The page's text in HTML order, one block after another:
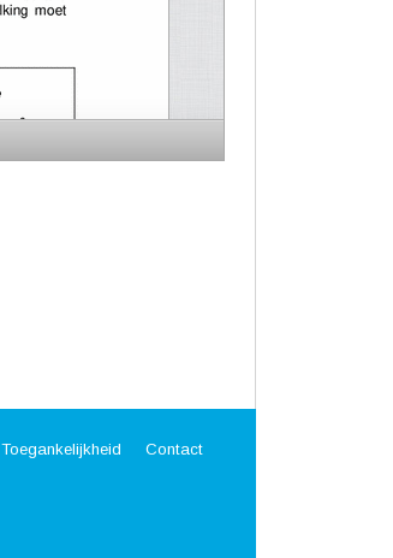
Toegankelijkheid Contact